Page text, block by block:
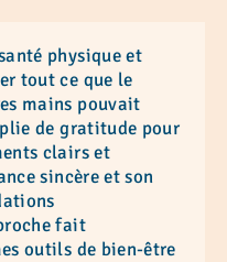
physique et
tout ce que le
mains pouvait
de gratitude pour
clairs et
sincère et son
fait
outils de bien-être